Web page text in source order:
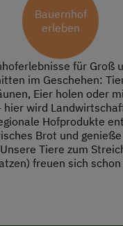
Bauernhof
erleben
für Groß
im Geschehen:
Eier holen oder
wird
Hofprodukte
Brot und
Tiere zum
freuen sich